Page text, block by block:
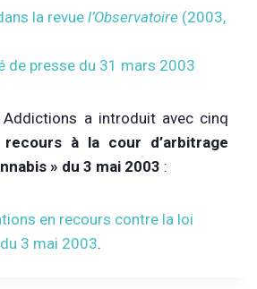
la revue l’Observatoire (2003,
de presse du 31 mars 2003
a introduit avec cinq
recours à la cour d’arbitrage
» du 3 mai 2003 :
en recours contre la loi
3 mai 2003.